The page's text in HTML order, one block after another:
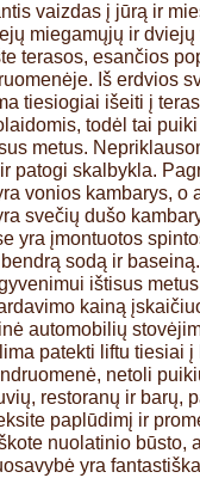
vaizdas į jūrą ir
miegamųjų ir dviejų
terasos, esančios
Iš erdvios
tiesiogiai išeiti į
todėl tai
metus.
patogi skalbykla.
vonios kambarys, o
svečių dušo
yra įmontuotos
sodą ir
ištisus
kainą
automobilių
patekti liftu tiesiai į
netoli
restoranų ir barų,
paplūdimį ir
nuolatinio būsto,
yra